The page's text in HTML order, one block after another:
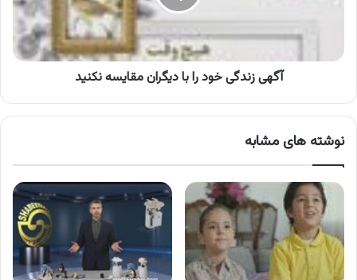
آگهی زندگی خود را با دیگران مقایسه نکنید
نوشته های مشابه